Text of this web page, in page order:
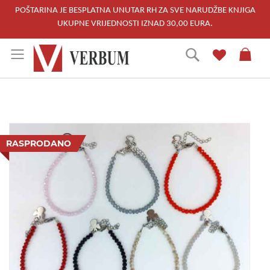
POŠTARINA JE BESPLATNA UNUTAR RH ZA SVE NARUDŽBE KNJIGA
UKUPNE VRIJEDNOSTI IZNAD 30,00 EURA.
to
Content
Traži
to
the
end
gallery
RASPRODANO